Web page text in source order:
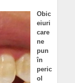
Obic
eiuri
care
ne
pun
în
peric
ol